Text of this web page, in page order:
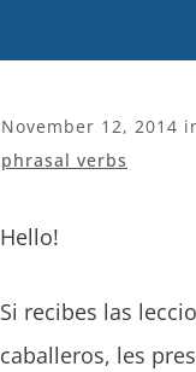
November 12, 2014
phrasal verbs
Hello!
Si recibes las
caballeros, les